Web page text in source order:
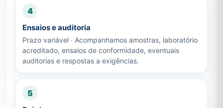
4
Ensaios e auditoria
Prazo variável · Acompanhamos amostras, laboratório
acreditado, ensaios de conformidade, eventuais
auditorias e respostas a exigências.
5